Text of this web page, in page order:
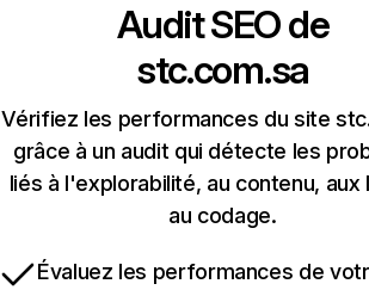
Audit SEO de
stc.com.sa
Vérifiez les performances du site
grâce à un audit qui détecte les
liés à l'explorabilité, au contenu, aux
au codage.
Évaluez les performances de